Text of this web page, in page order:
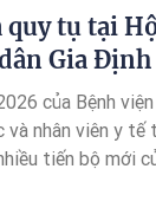
quy tụ tại
Gia Định
của Bệnh
và nhân viên y
tiến bộ mới